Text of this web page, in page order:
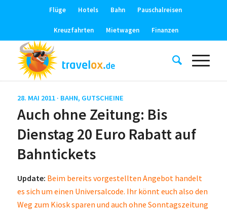
Flüge Hotels Bahn Pauschalreisen
Kreuzfahrten Mietwagen Finanzen
28. MAI 2011 · BAHN, GUTSCHEINE
Auch ohne Zeitung: Bis
Dienstag 20 Euro Rabatt auf
Bahntickets
Update: Beim bereits vorgestellten Angebot handelt
es sich um einen Universalcode. Ihr könnt euch also den
Weg zum Kiosk sparen und auch ohne Sonntagszeitung